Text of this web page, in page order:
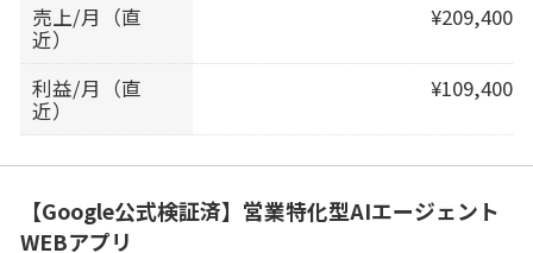
売上/月（直
近）
¥209,400
利益/月（直
近）
¥109,400
【Google公式検証済】営業特化型AIエージェント
WEBアプリ